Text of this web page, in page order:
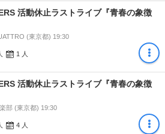
活動休止ラストライブ『青春の象徴
(東京都) 19:30
1 人
活動休止ラストライブ『青春の象徴
部 (東京都) 19:30
4 人